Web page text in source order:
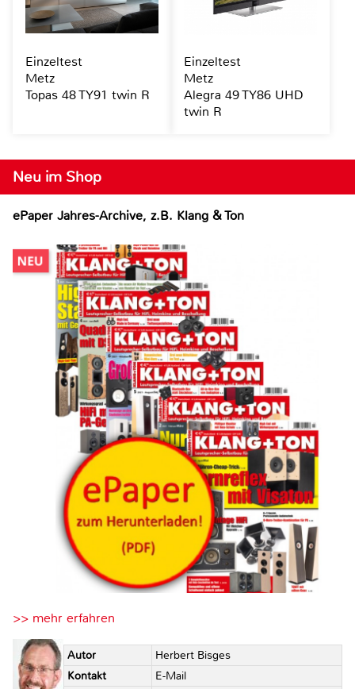
Neu im Shop
ePaper Jahres-Archive, z.B. Klang & Ton
>> mehr erfahren
Autor
Herbert Bisges
Kontakt
E-Mail
Einzeltest
Metz
Topas 48 TY91 twin R
Einzeltest
Metz
Alegra 49 TY86 UHD
twin R